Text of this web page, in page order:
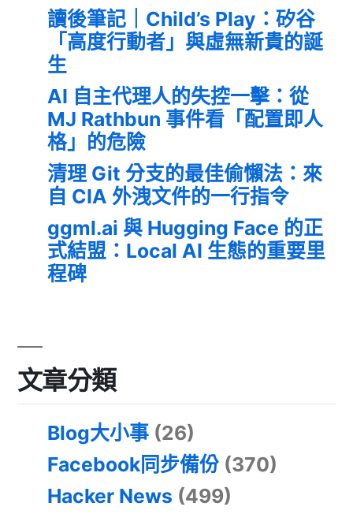
讀後筆記｜Child’s Play：矽谷
「高度行動者」與虛無新貴的誕
生
AI 自主代理人的失控一擊：從
MJ Rathbun 事件看「配置即人
格」的危險
清理 Git 分支的最佳偷懶法：來
自 CIA 外洩文件的一行指令
ggml.ai 與 Hugging Face 的正
式結盟：Local AI 生態的重要里
程碑
文章分類
Blog大小事 (26)
Facebook同步備份 (370)
Hacker News (499)